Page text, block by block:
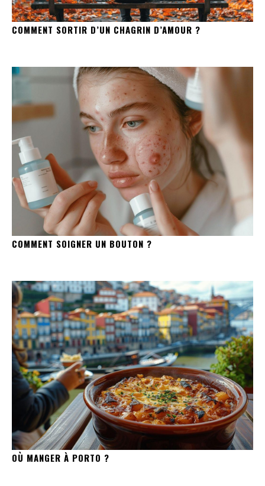
COMMENT SORTIR D’UN CHAGRIN D’AMOUR ?
COMMENT SOIGNER UN BOUTON ?
OÙ MANGER À PORTO ?